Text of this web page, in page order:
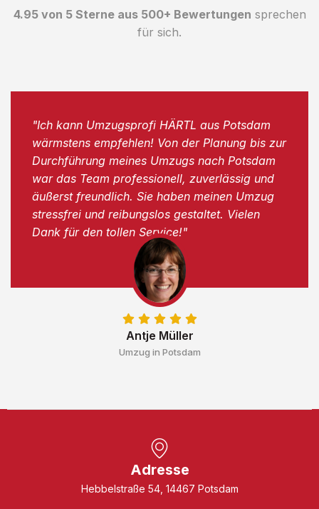
4.95 von 5 Sterne aus 500+ Bewertungen sprechen
für sich.
Antje Müller
Umzug in Potsdam
"Ich kann Umzugsprofi HÄRTL aus Potsdam
wärmstens empfehlen! Von der Planung bis zur
Durchführung meines Umzugs nach Potsdam
war das Team professionell, zuverlässig und
äußerst freundlich. Sie haben meinen Umzug
stressfrei und reibungslos gestaltet. Vielen
Dank für den tollen Service!"
Adresse
Hebbelstraße 54, 14467 Potsdam